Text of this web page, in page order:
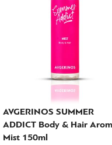
AVGERINOS SUMMER
ADDICT Body & Hair
Mist 150ml